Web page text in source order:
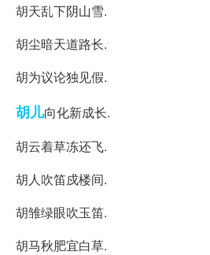
胡天乱下阴山雪.
胡尘暗天道路长.
胡为议论独见假.
胡儿向化新成长.
胡云着草冻还飞.
胡人吹笛戍楼间.
胡雏绿眼吹玉笛.
胡马秋肥宜白草.